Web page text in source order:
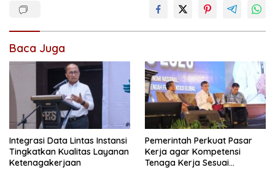
Baca Juga
Integrasi Data Lintas Instansi
Tingkatkan Kualitas Layanan
Ketenagakerjaan
Pemerintah Perkuat Pasar
Kerja agar Kompetensi
Tenaga Kerja Sesuai